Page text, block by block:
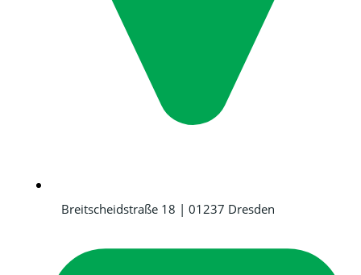
Breitscheidstraße 18 | 01237 Dresden